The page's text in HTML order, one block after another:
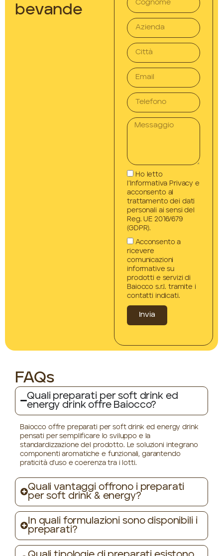
bevande
Ho letto
l’Informativa Privacy e
acconsento al
trattamento dei dati
personali ai sensi del
Reg. UE 2016/679
(GDPR).
Acconsento a
ricevere
comunicazioni
informative su
prodotti e servizi di
Baiocco s.r.l. tramite i
contatti indicati.
Invia
FAQs
Quali preparati per soft drink ed
energy drink offre Baiocco?
Baiocco offre preparati per soft drink ed energy drink
pensati per semplificare lo sviluppo e la
standardizzazione del prodotto. Le soluzioni integrano
componenti aromatiche e funzionali, garantendo
praticità d’uso e coerenza tra i lotti.
Quali vantaggi offrono i preparati
per soft drink & energy?
In quali formulazioni sono disponibili i
preparati?